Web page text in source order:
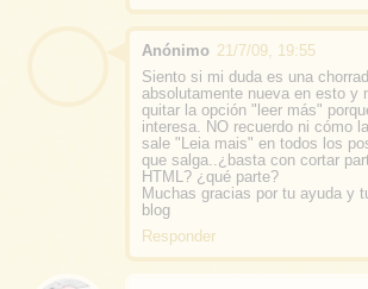
Anónimo 21/7/09, 19:55
Siento si mi duda es una
absolutamente nueva en esto y
quitar la opción "leer más"
interesa. NO recuerdo ni cómo
sale "Leia mais" en todos los
que salga..¿basta con cortar
HTML? ¿qué parte?
Muchas gracias por tu ayuda y
blog
Responder